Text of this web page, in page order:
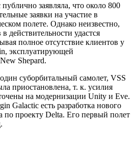
заявляла, что около 800
заявки на участие в
полете. Однако неизвестно,
действительности удастся
полное отсутствие клиентов у
эксплуатирующей
Shepard.
суборбитальный самолет, VSS
приостановлена, т. к. усилия
на модернизации Unity и Eve.
Galactic есть разработка нового
по проекту Delta. Его первый полет